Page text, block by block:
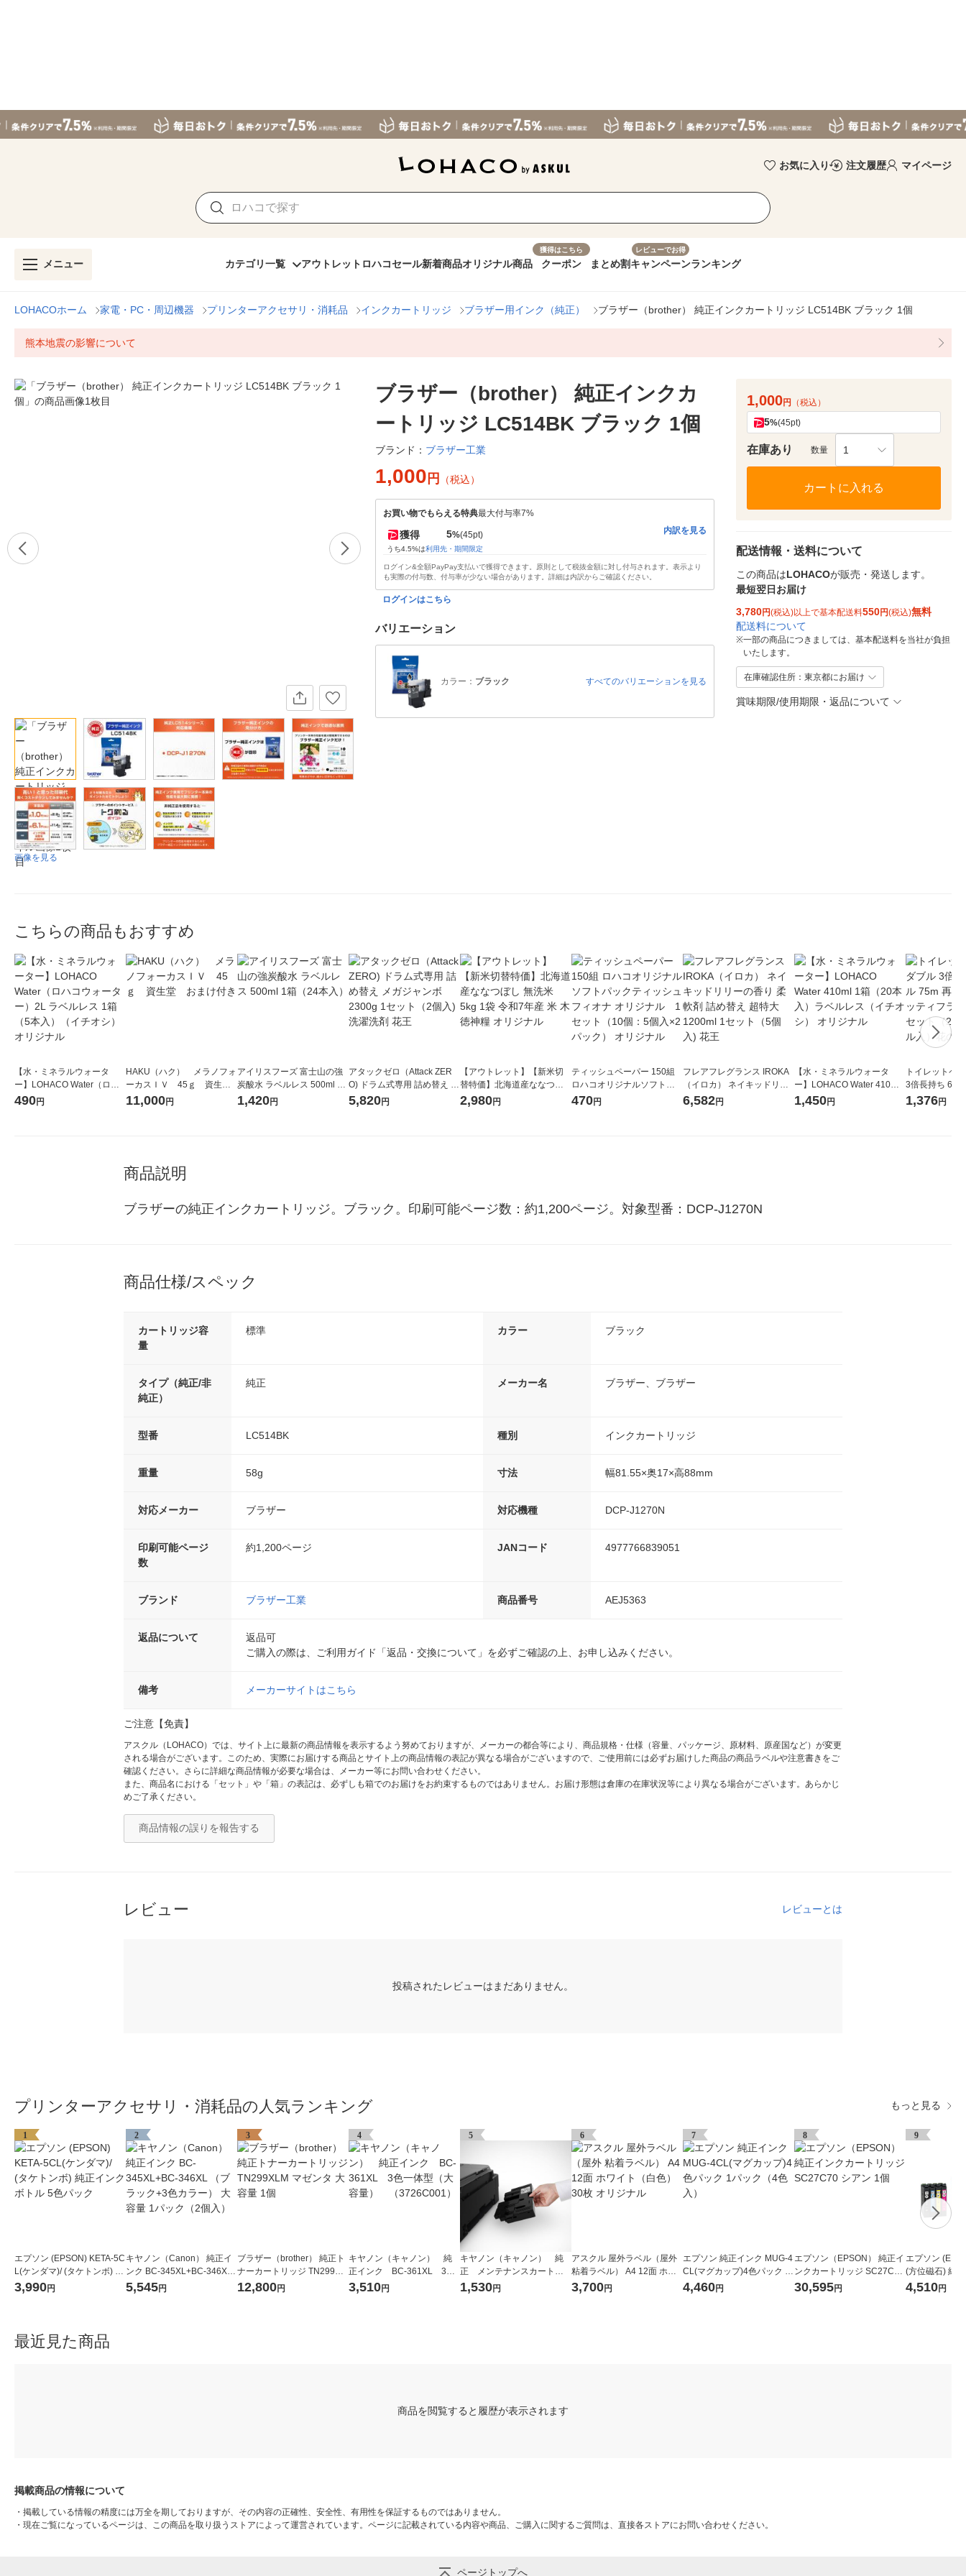
お気に入り 注文履歴 マイページ
メニュー カテゴリ一覧 アウトレット ロハコセール新着商品オリジナル商品
獲得はこちら
クーポン まとめ割
レビューでお得
キャンペーンランキング
LOHACOホーム 家電・PC・周辺機器 プリンターアクセサリ・消耗品 インクカートリッジ ブラザー用インク（純正） ブラザー（brother） 純正インクカートリッジ LC514BK ブラック 1個
熊本地震の影響について
画像を見る
ブラザー（brother） 純正インクカ
ートリッジ LC514BK ブラック 1個
ブランド： ブラザー工業
1,000 円 （税込）
お買い物でもらえる特典最大付与率7%
獲得 5%(45pt)
うち4.5%は利用先・期間限定
内訳を見る
ログイン&全額PayPay支払いで獲得できます。原則として税抜金額に対し付与されます。表示より
も実際の付与数、付与率が少ない場合があります。詳細は内訳からご確認ください。
ログインはこちら
バリエーション
カラー： ブラック すべてのバリエーションを見る
1,000円 （税込）
5%(45pt)
在庫あり 数量 1
カートに入れる
配送情報・送料について
この商品はLOHACOが販売・発送します。
最短翌日お届け
3,780円(税込)以上で基本配送料550円(税込)無料
配送料について
※一部の商品につきましては、基本配送料を当社が負担
いたします。
在庫確認住所：東京都にお届け
賞味期限/使用期限・返品について
こちらの商品もおすすめ
【水・ミネラルウォータ
ー】LOHACO Water（ロハ
コウォーター）2L ラベルレ
490円
HAKU（ハク） メラノフォ
ーカスＩＶ 45ｇ 資生
堂 おまけ付き
11,000円
アイリスフーズ 富士山の強
炭酸水 ラベルレス 500ml 1
箱（24本入）
1,420円
アタックゼロ（Attack ZER
O) ドラム式専用 詰め替え メ
ガジャンボ 2300g 1セット
（2個入) 洗濯洗剤 花王
5,820円
【アウトレット】【新米切
替特価】北海道産ななつぼ
し 無洗米 5kg 1袋 令和7年産
米 木徳神糧 オリジナル
2,980円
ティッシュペーパー 150組
ロハコオリジナルソフトパ
ックティッシュ フィオナ オ
470円
フレアフレグランス IROKA
（イロカ） ネイキッドリリ
ーの香り 柔軟剤 詰め替え 超
特大 1200ml 1セット（5個
6,582円
【水・ミネラルウォータ
ー】LOHACO Water 410ml
1箱（20本入）ラベルレス
（イチオシ） オリジナル
1,450円
トイレットペ
3倍長持ち 6ロール
紙配合 スコッ
パック 1セッ
1,376円
商品説明
ブラザーの純正インクカートリッジ。ブラック。印刷可能ページ数：約1,200ページ。対象型番：DCP-J1270N
商品仕様/スペック
カートリッジ容
量
標準 カラー ブラック
タイプ（純正/非
純正）
純正 メーカー名 ブラザー、ブラザー
型番 LC514BK 種別 インクカートリッジ
重量 58g 寸法 幅81.55×奥17×高88mm
対応メーカー ブラザー 対応機種 DCP-J1270N
印刷可能ページ
数
約1,200ページ JANコード 4977766839051
ブランド ブラザー工業 商品番号 AEJ5363
返品について
返品可
ご購入の際は、ご利用ガイド「返品・交換について」を必ずご確認の上、お申し込みください。
備考 メーカーサイトはこちら
ご注意【免責】
アスクル（LOHACO）では、サイト上に最新の商品情報を表示するよう努めておりますが、メーカーの都合等により、商品規格・仕様（容量、パッケージ、原材料、原産国など）が変更
される場合がございます。このため、実際にお届けする商品とサイト上の商品情報の表記が異なる場合がございますので、ご使用前には必ずお届けした商品の商品ラベルや注意書きをご
確認ください。さらに詳細な商品情報が必要な場合は、メーカー等にお問い合わせください。
また、商品名における「セット」や「箱」の表記は、必ずしも箱でのお届けをお約束するものではありません。お届け形態は倉庫の在庫状況等により異なる場合がございます。あらかじ
めご了承ください。
商品情報の誤りを報告する
レビュー レビューとは
投稿されたレビューはまだありません。
プリンターアクセサリ・消耗品の人気ランキング もっと見る
1
エプソン (EPSON) KETA-5C
L(ケンダマ)/ (タケトンボ) 純
正インクボトル 5色パック
3,990円
2
キヤノン（Canon） 純正イ
ンク BC-345XL+BC-346XL
（ブラック+3色カラー） 大
容量 1パック（2個入）
5,545円
3
ブラザー（brother） 純正ト
ナーカートリッジ TN299XL
M マゼンタ 大容量 1個
12,800円
4
キヤノン（キャノン） 純
正インク BC-361XL 3色
一体型（大容量） （3726
C001）
3,510円
5
キヤノン（キャノン） 純
正 メンテナンスカートリ
ッジ MC-G02（4589C00
1）
1,530円
6
アスクル 屋外ラベル（屋外
粘着ラベル） A4 12面 ホワ
イト（白色） 30枚 オリジナ
ル
3,700円
7
エプソン 純正インク MUG-4
CL(マグカップ)4色パック 1
パック（4色入）
4,460円
8
エプソン（EPSON） 純正イ
ンクカートリッジ SC27C70
シアン 1個
30,595円
9
エプソン
(方位磁石) 純
リッジ 4色パ
4,510円
最近見た商品
商品を閲覧すると履歴が表示されます
掲載商品の情報について
・ 掲載している情報の精度には万全を期しておりますが、その内容の正確性、安全性、有用性を保証するものではありません。
・ 現在ご覧になっているページは、この商品を取り扱うストアによって運営されています。ページに記載されている内容や商品、ご購入に関するご質問は、直接各ストアにお問い合わせください。
ページトップへ